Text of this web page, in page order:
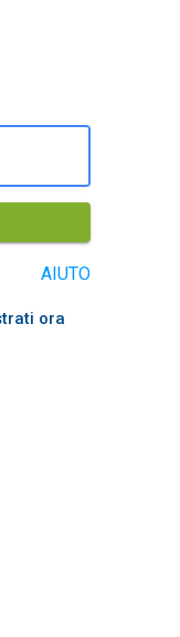
AIUTO
ora